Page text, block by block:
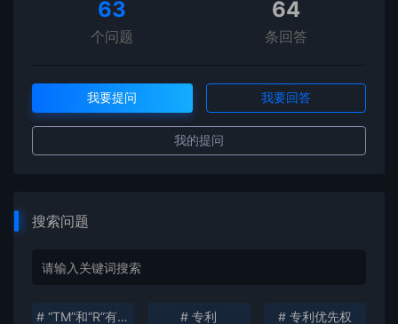
63
个问题
64
条回答
我要提问 我要回答
我的提问
搜索问题
# “TM”和“R”有什么区别？ # 专利 # 专利优先权